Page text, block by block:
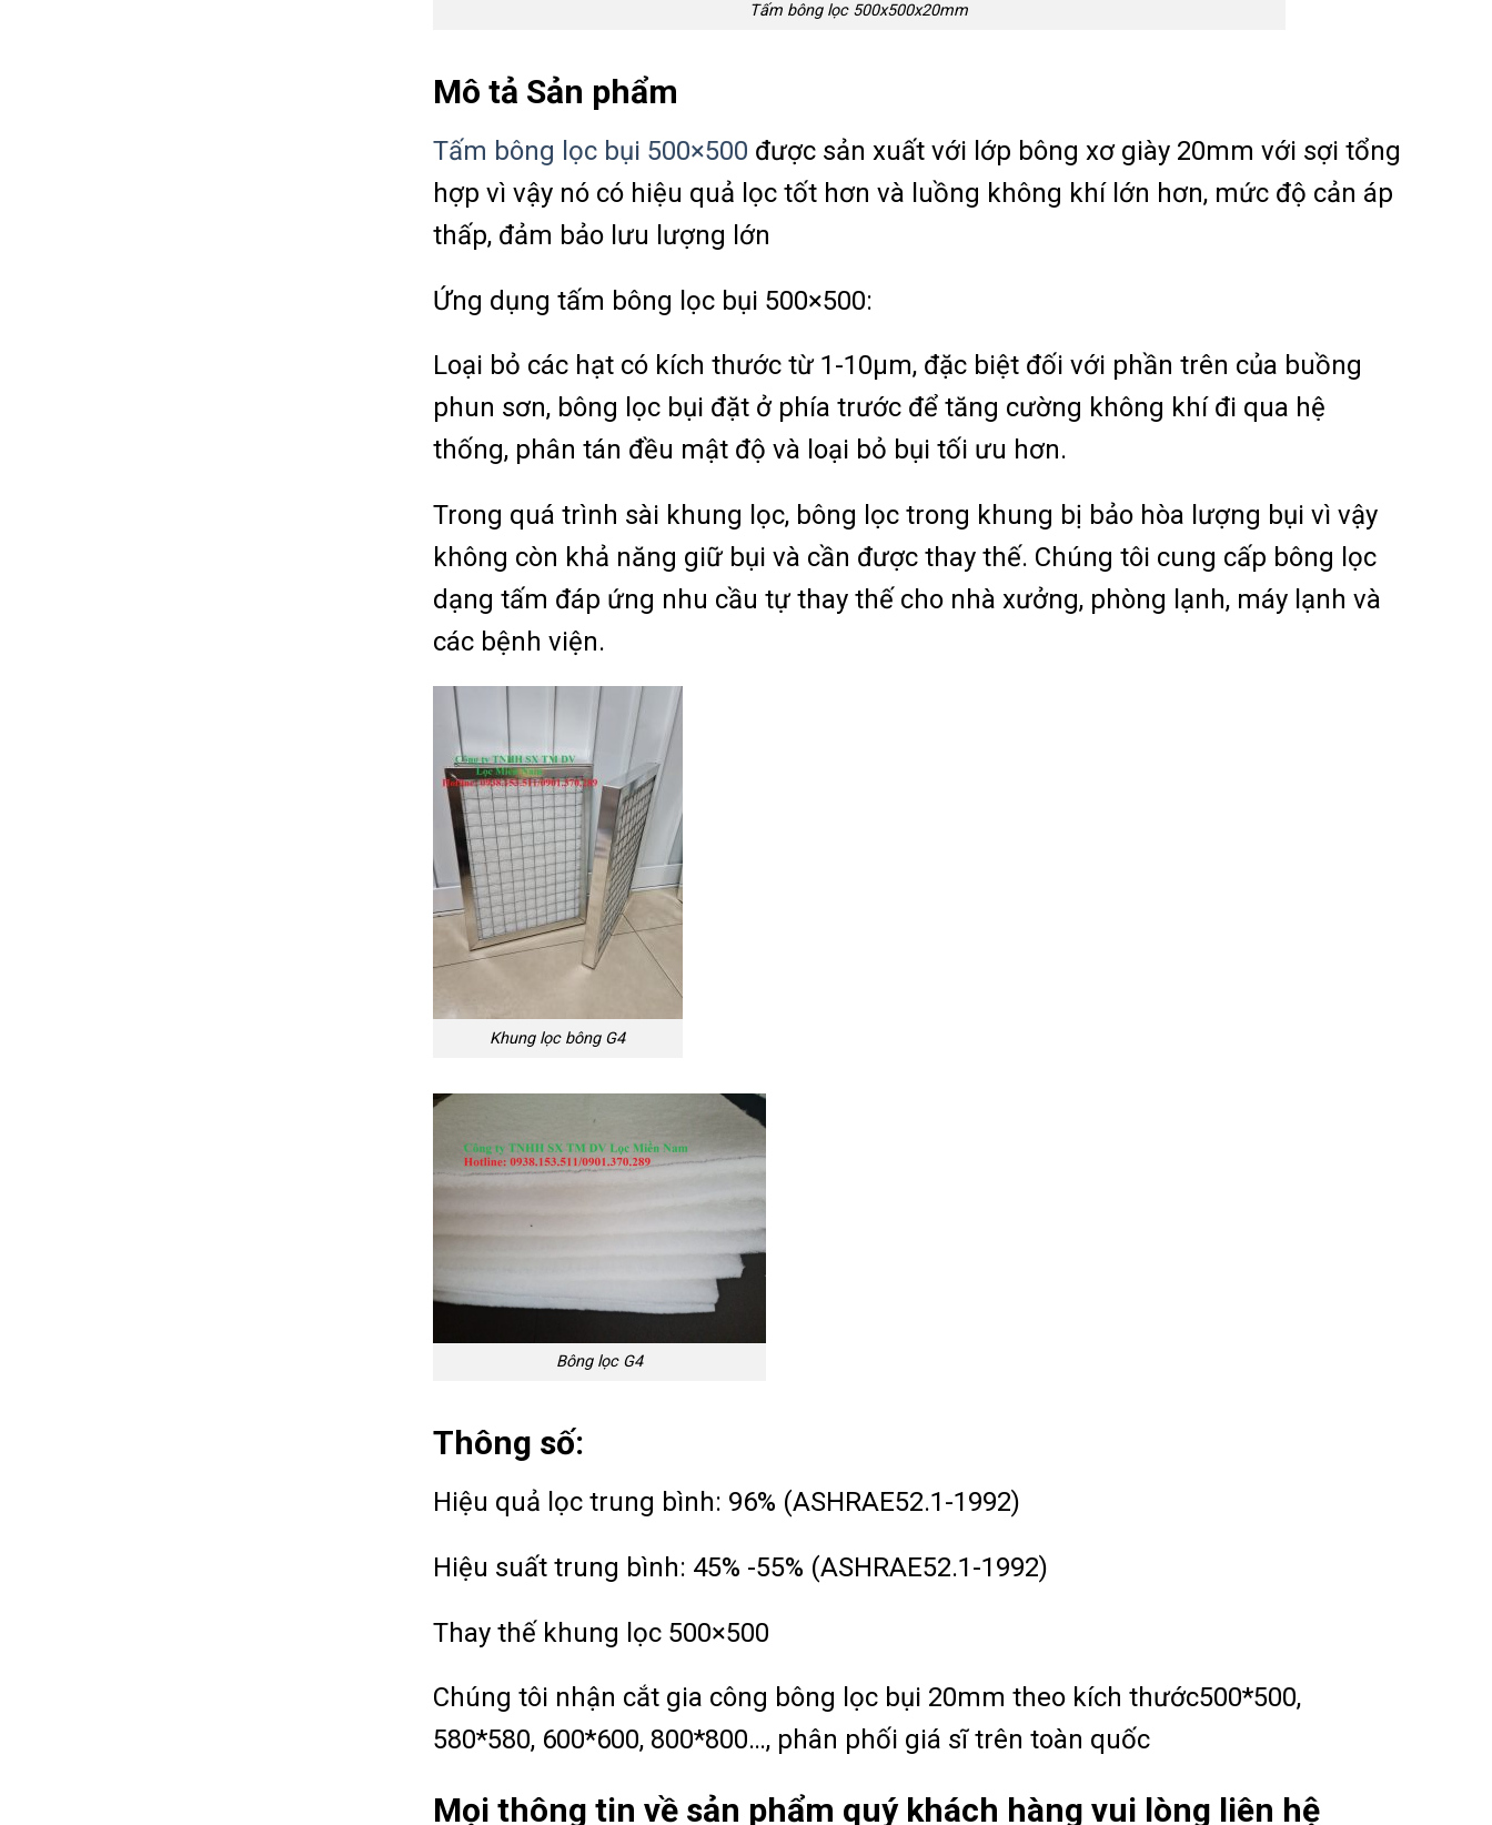
Tấm bông lọc 500x500x20mm
Mô tả Sản phẩm
Tấm bông lọc bụi 500×500 được sản xuất với lớp bông xơ giày 20mm với sợi tổng
hợp vì vậy nó có hiệu quả lọc tốt hơn và luồng không khí lớn hơn, mức độ cản áp
thấp, đảm bảo lưu lượng lớn
Ứng dụng tấm bông lọc bụi 500×500:
Loại bỏ các hạt có kích thước từ 1-10μm, đặc biệt đối với phần trên của buồng
phun sơn, bông lọc bụi đặt ở phía trước để tăng cường không khí đi qua hệ
thống, phân tán đều mật độ và loại bỏ bụi tối ưu hơn.
Trong quá trình sài khung lọc, bông lọc trong khung bị bảo hòa lượng bụi vì vậy
không còn khả năng giữ bụi và cần được thay thế. Chúng tôi cung cấp bông lọc
dạng tấm đáp ứng nhu cầu tự thay thế cho nhà xưởng, phòng lạnh, máy lạnh và
các bệnh viện.
Khung lọc bông G4
Bông lọc G4
Thông số:
Hiệu quả lọc trung bình: 96% (ASHRAE52.1-1992)
Hiệu suất trung bình: 45% -55% (ASHRAE52.1-1992)
Thay thế khung lọc 500×500
Chúng tôi nhận cắt gia công bông lọc bụi 20mm theo kích thước500*500,
580*580, 600*600, 800*800…, phân phối giá sĩ trên toàn quốc
Mọi thông tin về sản phẩm quý khách hàng vui lòng liên hệ